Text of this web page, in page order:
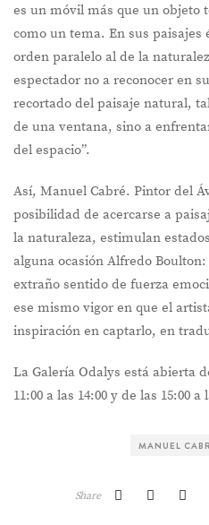
es un móvil más que un objeto
como un tema. En sus
orden paralelo al de la
espectador no a reconocer en
recortado del paisaje natural,
de una ventana, sino a
del espacio”.
Así, Manuel Cabré. Pintor del
posibilidad de acercarse a
la naturaleza, estimulan
alguna ocasión Alfredo
extraño sentido de fuerza
ese mismo vigor en que el
inspiración en captarlo, en
La Galería Odalys está abierta
11:00 a las 14:00 y de las 15:00 a
MANUEL
Share